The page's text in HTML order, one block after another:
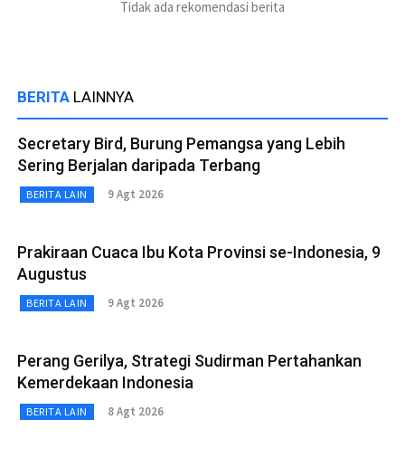
Tidak ada rekomendasi berita
BERITA LAINNYA
Secretary Bird, Burung Pemangsa yang Lebih
Sering Berjalan daripada Terbang
BERITA LAIN 9 Agt 2026
Prakiraan Cuaca Ibu Kota Provinsi se-Indonesia, 9
Augustus
BERITA LAIN 9 Agt 2026
Perang Gerilya, Strategi Sudirman Pertahankan
Kemerdekaan Indonesia
BERITA LAIN 8 Agt 2026